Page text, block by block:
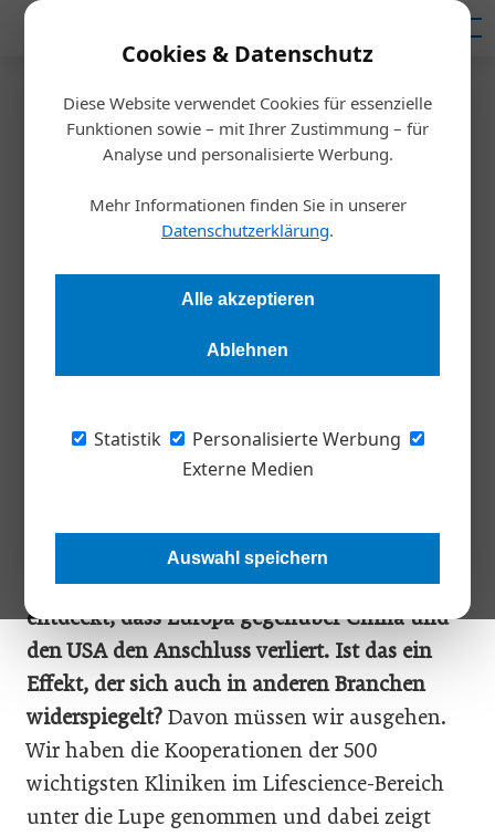
Cookies & Datenschutz
Diese Website verwendet Cookies für essenzielle
Funktionen sowie – mit Ihrer Zustimmung – für
Analyse und personalisierte Werbung.
Mehr Informationen finden Sie in unserer
Datenschutzerklärung.
Alle akzeptieren
Ablehnen
Statistik
Personalisierte Werbung
Externe Medien
Auswahl speichern
Startseite/Persönlichkeiten
Von ruchlosen Kriegern und
Tauben mit Krallen
Europa verliert gegenüber China und den USA zunehmend an
Relevanz. Woran das liegt, auf welche Werte wir uns
wird, erklärt der Netzwerkforscher Harald Katzmair von
globalen Verflechtungen der 500 wichtigsten
Kliniken im Lifescience- Bereich sind und
entdeckt, dass Europa gegenüber China und
den USA den Anschluss verliert. Ist das ein
Effekt, der sich auch in anderen Branchen
widerspiegelt? Davon müssen wir ausgehen.
Wir haben die Kooperationen der 500
wichtigsten Kliniken im Lifescience-Bereich
unter die Lupe genommen und dabei zeigt